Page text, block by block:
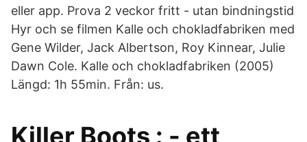
eller app. Prova 2 veckor fritt - utan bindningstid
Hyr och se filmen Kalle och chokladfabriken med
Gene Wilder, Jack Albertson, Roy Kinnear, Julie
Dawn Cole. Kalle och chokladfabriken (2005)
Längd: 1h 55min. Från: us.
Killer Boots : - ett